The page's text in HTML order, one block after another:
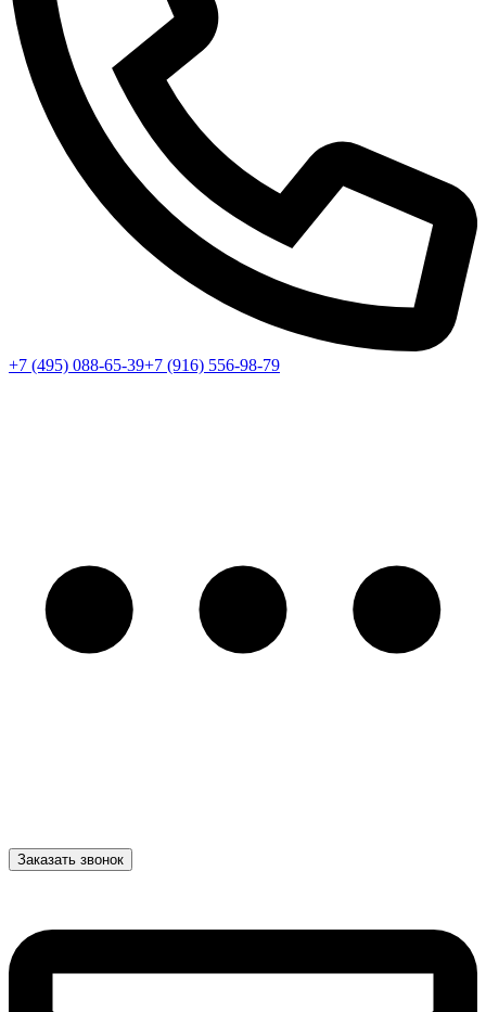
+7 (495) 088-65-39+7 (916) 556-98-79
Заказать звонок